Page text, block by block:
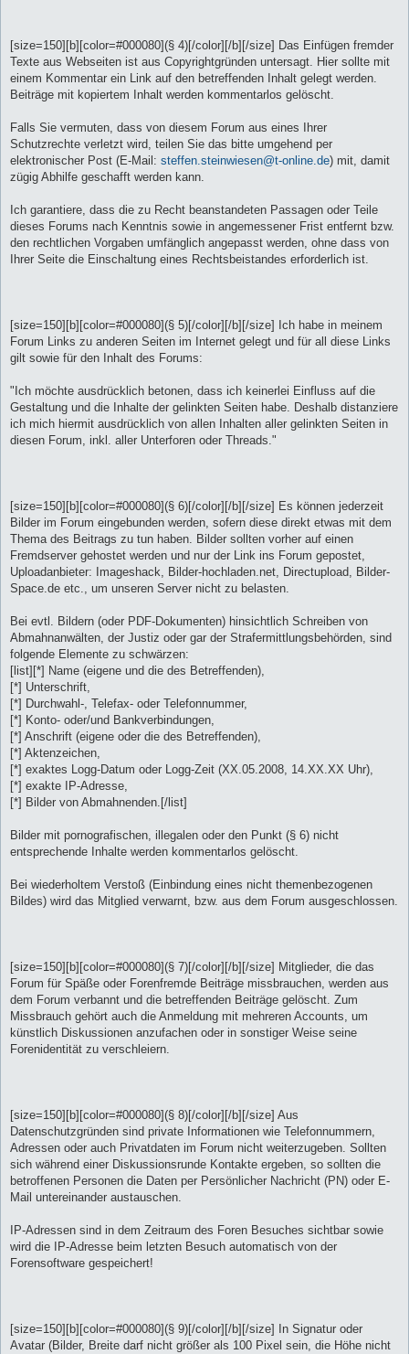
[size=150][b][color=#000080](§ 4)[/color][/b][/size] Das Einfügen fremder
Texte aus Webseiten ist aus Copyrightgründen untersagt. Hier sollte mit
einem Kommentar ein Link auf den betreffenden Inhalt gelegt werden.
Beiträge mit kopiertem Inhalt werden kommentarlos gelöscht.
Falls Sie vermuten, dass von diesem Forum aus eines Ihrer
Schutzrechte verletzt wird, teilen Sie das bitte umgehend per
elektronischer Post (E-Mail: steffen.steinwiesen@t-online.de) mit, damit
zügig Abhilfe geschafft werden kann.
Ich garantiere, dass die zu Recht beanstandeten Passagen oder Teile
dieses Forums nach Kenntnis sowie in angemessener Frist entfernt bzw.
den rechtlichen Vorgaben umfänglich angepasst werden, ohne dass von
Ihrer Seite die Einschaltung eines Rechtsbeistandes erforderlich ist.
[size=150][b][color=#000080](§ 5)[/color][/b][/size] Ich habe in meinem
Forum Links zu anderen Seiten im Internet gelegt und für all diese Links
gilt sowie für den Inhalt des Forums:
"Ich möchte ausdrücklich betonen, dass ich keinerlei Einfluss auf die
Gestaltung und die Inhalte der gelinkten Seiten habe. Deshalb distanziere
ich mich hiermit ausdrücklich von allen Inhalten aller gelinkten Seiten in
diesen Forum, inkl. aller Unterforen oder Threads."
[size=150][b][color=#000080](§ 6)[/color][/b][/size] Es können jederzeit
Bilder im Forum eingebunden werden, sofern diese direkt etwas mit dem
Thema des Beitrags zu tun haben. Bilder sollten vorher auf einen
Fremdserver gehostet werden und nur der Link ins Forum gepostet,
Uploadanbieter: Imageshack, Bilder-hochladen.net, Directupload, Bilder-
Space.de etc., um unseren Server nicht zu belasten.
Bei evtl. Bildern (oder PDF-Dokumenten) hinsichtlich Schreiben von
Abmahnanwälten, der Justiz oder gar der Strafermittlungsbehörden, sind
folgende Elemente zu schwärzen:
[list][*] Name (eigene und die des Betreffenden),
[*] Unterschrift,
[*] Durchwahl-, Telefax- oder Telefonnummer,
[*] Konto- oder/und Bankverbindungen,
[*] Anschrift (eigene oder die des Betreffenden),
[*] Aktenzeichen,
[*] exaktes Logg-Datum oder Logg-Zeit (XX.05.2008, 14.XX.XX Uhr),
[*] exakte IP-Adresse,
[*] Bilder von Abmahnenden.[/list]
Bilder mit pornografischen, illegalen oder den Punkt (§ 6) nicht
entsprechende Inhalte werden kommentarlos gelöscht.
Bei wiederholtem Verstoß (Einbindung eines nicht themenbezogenen
Bildes) wird das Mitglied verwarnt, bzw. aus dem Forum ausgeschlossen.
[size=150][b][color=#000080](§ 7)[/color][/b][/size] Mitglieder, die das
Forum für Späße oder Forenfremde Beiträge missbrauchen, werden aus
dem Forum verbannt und die betreffenden Beiträge gelöscht. Zum
Missbrauch gehört auch die Anmeldung mit mehreren Accounts, um
künstlich Diskussionen anzufachen oder in sonstiger Weise seine
Forenidentität zu verschleiern.
[size=150][b][color=#000080](§ 8)[/color][/b][/size] Aus
Datenschutzgründen sind private Informationen wie Telefonnummern,
Adressen oder auch Privatdaten im Forum nicht weiterzugeben. Sollten
sich während einer Diskussionsrunde Kontakte ergeben, so sollten die
betroffenen Personen die Daten per Persönlicher Nachricht (PN) oder E-
Mail untereinander austauschen.
IP-Adressen sind in dem Zeitraum des Foren Besuches sichtbar sowie
wird die IP-Adresse beim letzten Besuch automatisch von der
Forensoftware gespeichert!
[size=150][b][color=#000080](§ 9)[/color][/b][/size] In Signatur oder
Avatar (Bilder, Breite darf nicht größer als 100 Pixel sein, die Höhe nicht